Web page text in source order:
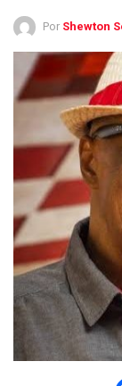
Por Shewton